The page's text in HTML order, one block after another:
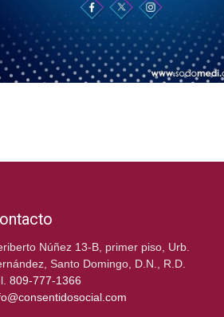
Núñez 13-B, primer piso, Urb.
Santo Domingo, D.N., R.D.
809-777-1366